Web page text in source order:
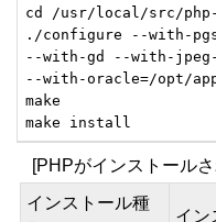
cd /usr/local/src/
./configure --with-
--with-gd --with-
--with-oracle=/opt/
make
make install
[PHPがインストールさ
インストール種
イン